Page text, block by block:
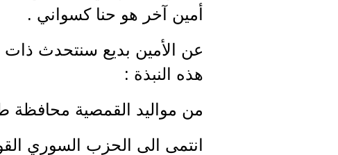
أمين آخر هو حنا كسواني .
عن الأمين بديع سنتحدث ذات
هذه النبذة :
من مواليد القمصية محافظة
انتمى الى الحزب السوري